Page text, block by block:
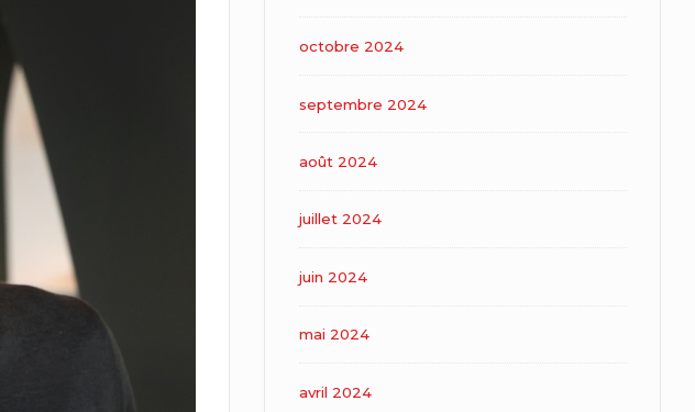
octobre 2024
septembre 2024
août 2024
juillet 2024
juin 2024
mai 2024
avril 2024